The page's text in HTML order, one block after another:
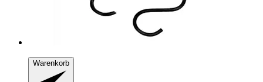
Warenkorb